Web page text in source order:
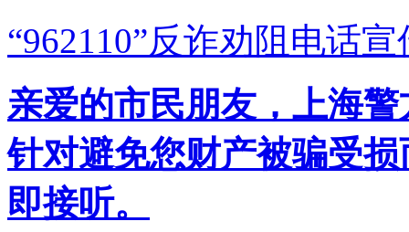
“962110”反诈劝阻电话宣
亲爱的市民朋友，上海
针对避免您财产被骗受
即接听。